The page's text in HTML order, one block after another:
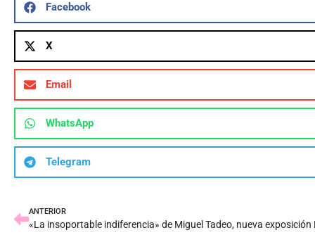
Facebook
X
Email
WhatsApp
Telegram
ANTERIOR